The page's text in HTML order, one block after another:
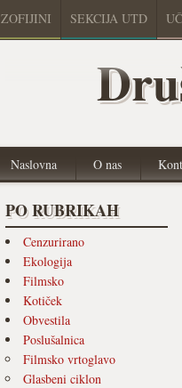
ZOFIJINI SEKCIJA UTD
Naslovna O nas
PO RUBRIKAH
Cenzurirano
Ekologija
Filmsko
Kotiček
Obvestila
Poslušalnica
Filmsko vrtoglavo
Glasbeni ciklon